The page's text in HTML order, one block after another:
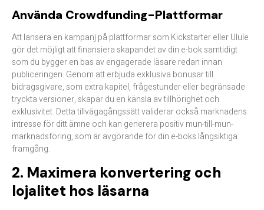
Använda Crowdfunding-Plattformar
Att lansera en kampanj på plattformar som Kickstarter eller Ulule
gör det möjligt att finansiera skapandet av din e-bok samtidigt
som du bygger en bas av engagerade läsare redan innan
publiceringen. Genom att erbjuda exklusiva bonusar till
bidragsgivare, som extra kapitel, frågestunder eller begränsade
tryckta versioner, skapar du en känsla av tillhörighet och
exklusivitet. Detta tillvägagångssätt validerar också marknadens
intresse för ditt ämne och kan generera positiv mun-till-mun-
marknadsföring, som är avgörande för din e-boks långsiktiga
framgång.​
2. Maximera konvertering och
lojalitet hos läsarna